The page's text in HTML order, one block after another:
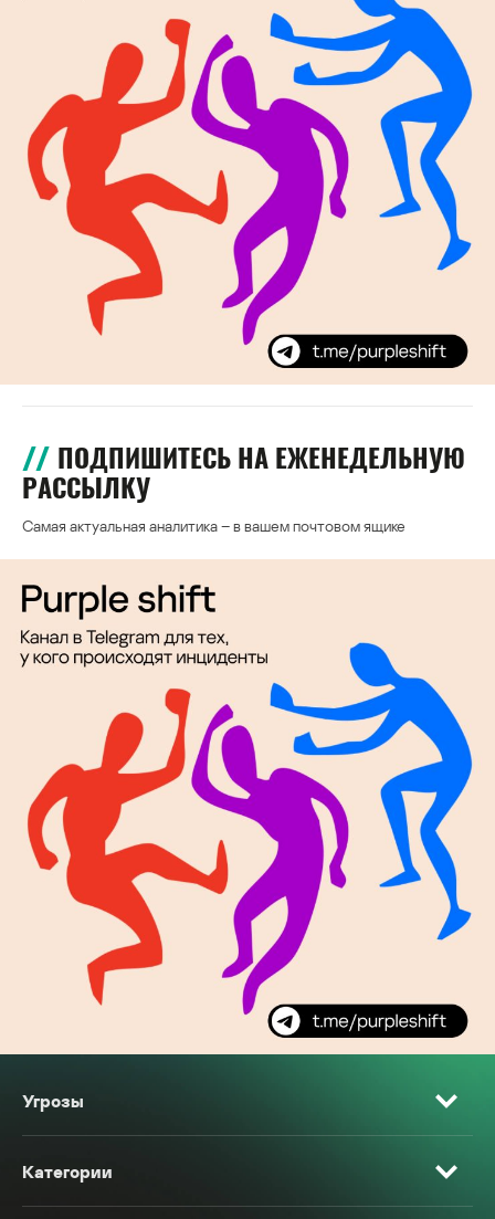
ПОДПИШИТЕСЬ НА ЕЖЕНЕДЕЛЬНУЮ
РАССЫЛКУ
Самая актуальная аналитика – в вашем почтовом ящике
Угрозы
Категории